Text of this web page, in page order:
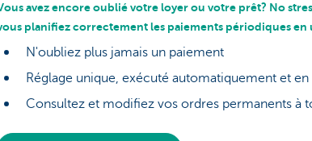
avez encore oublié votre loyer ou votre prêt? No
planifiez correctement les paiements périodiques en
N'oubliez plus jamais un paiement
Réglage unique, exécuté automatiquement et
Consultez et modifiez vos ordres permanents à